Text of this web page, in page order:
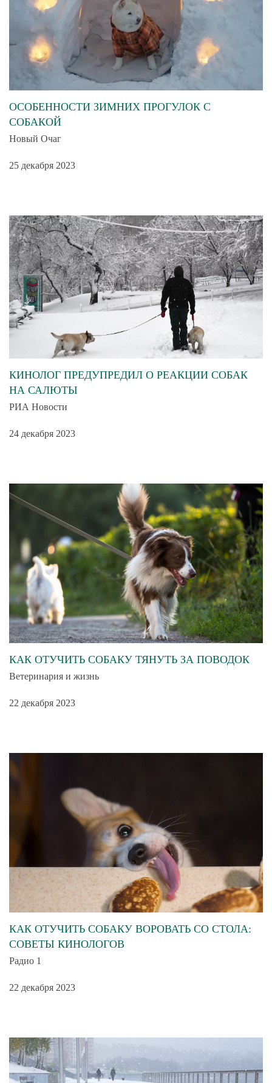
ОСОБЕННОСТИ ЗИМНИХ ПРОГУЛОК С
СОБАКОЙ
Новый Очаг
25 декабря 2023
КИНОЛОГ ПРЕДУПРЕДИЛ О РЕАКЦИИ СОБАК
НА САЛЮТЫ
РИА Новости
24 декабря 2023
КАК ОТУЧИТЬ СОБАКУ ТЯНУТЬ ЗА ПОВОДОК
Ветеринария и жизнь
22 декабря 2023
КАК ОТУЧИТЬ СОБАКУ ВОРОВАТЬ СО СТОЛА:
СОВЕТЫ КИНОЛОГОВ
Радио 1
22 декабря 2023